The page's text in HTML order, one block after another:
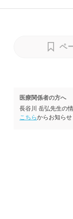
ペ
医療関係者の方へ
長谷川 岳弘先生の
こちらからお知ら